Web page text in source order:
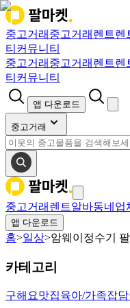
중고거래 중고거래 렌트렌
티 커뮤니티
중고거래 중고거래 렌트렌
티 커뮤니티
앱 다운로드
중고거래
중고거래 렌트알바동네업
앱 다운로드
홈>일상>암웨이정수기
카테고리
구해요맛집육아/가족잡담